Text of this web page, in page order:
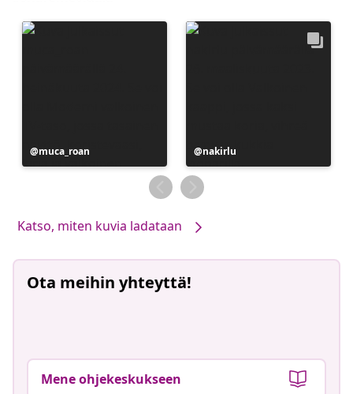
Julkaissut
muca_roan Julkaissut
nakirlu
Katso, miten kuvia ladataan
Ota meihin yhteyttä!
Mene ohjekeskukseen